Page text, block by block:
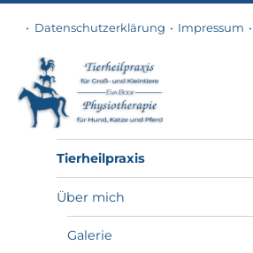
Impressum
Datenschutzerklärung
Tierheilpraxis
Tierheilpraxis
Über mich
Galerie